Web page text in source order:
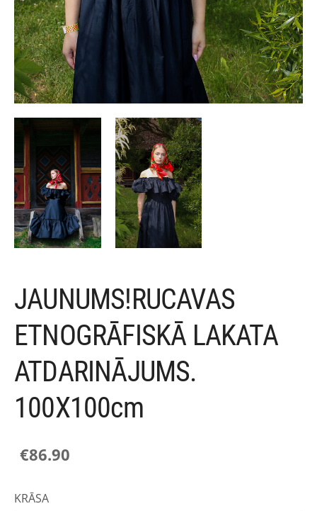
JAUNUMS!RUCAVAS
ETNOGRĀFISKĀ LAKATA
ATDARINĀJUMS.
100X100cm
€86.90
KRĀSA